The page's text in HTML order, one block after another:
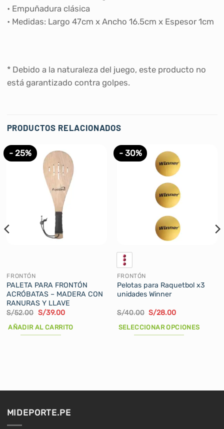
• Empuñadura clásica
• Medidas: Largo 47cm x Ancho 16.5cm x Espesor 1cm
* Debido a la naturaleza del juego, este producto no
está garantizado contra golpes.
PRODUCTOS RELACIONADOS
- 25%
FRONTÓN
PALETA PARA FRONTÓN
ACRÓBATAS – MADERA CON
RANURAS Y LLAVE
S/52.00 El
original
era:
S/39.00El
actual
AÑADIR AL CARRITO
- 30%
FRONTÓN
Pelotas para Raquetbol x3
unidades Winner
S/40.00 El
original
era:
S/28.00El
actual
es:
SELECCIONAR OPCIONES
MIDEPORTE.PE